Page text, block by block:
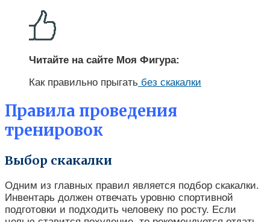
Читайте на сайте Моя Фигура:
Как правильно прыгать без скакалки
Правила проведения
тренировок
Выбор скакалки
Одним из главных правил является подбор скакалки.
Инвентарь должен отвечать уровню спортивной
подготовки и подходить человеку по росту. Если